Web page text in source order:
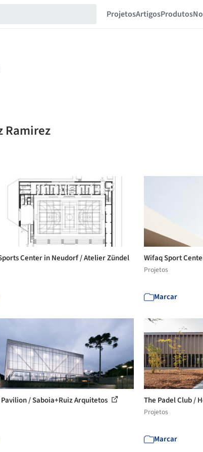
ProjetosArtigosProdutos
Ramirez
Center in Neudorf / Atelier Zündel
Wifaq Sport
Projetos
Marcar
/ Saboia+Ruiz Arquitetos The Padel Club /
Projetos
Marcar